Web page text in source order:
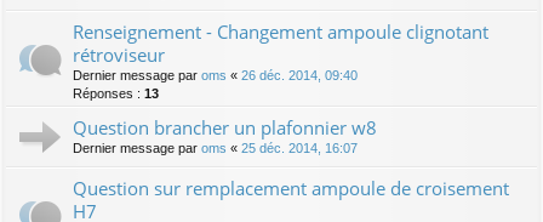
Renseignement - Changement ampoule clignotant
rétroviseur
Dernier message par oms « 26 déc. 2014, 09:40
Réponses : 13
Question brancher un plafonnier w8
Dernier message par oms « 25 déc. 2014, 16:07
Question sur remplacement ampoule de croisement
H7